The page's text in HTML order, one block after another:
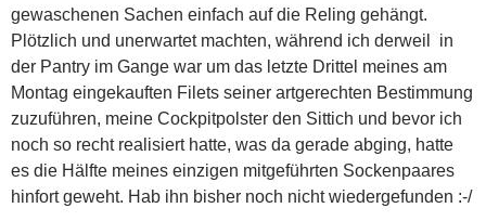
gewaschenen Sachen einfach auf die Reling gehängt.
Plötzlich und unerwartet machten, während ich derweil in
der Pantry im Gange war um das letzte Drittel meines am
Montag eingekauften Filets seiner artgerechten Bestimmung
zuzuführen, meine Cockpitpolster den Sittich und bevor ich
noch so recht realisiert hatte, was da gerade abging, hatte
es die Hälfte meines einzigen mitgeführten Sockenpaares
hinfort geweht. Hab ihn bisher noch nicht wiedergefunden :-/